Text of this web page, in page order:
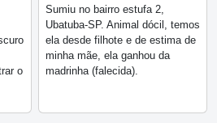
o
Sumiu no bairro estufa 2,
Ubatuba-SP. Animal dócil, temos
ela desde filhote e de estima de
minha mãe, ela ganhou da
madrinha (falecida).